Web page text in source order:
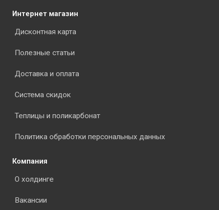
Интернет магазин
Дисконтная карта
Полезные статьи
Доставка и оплата
Система скидок
Теплицы и поликарбонат
Политика обработки персональных данных
Компания
О холдинге
Вакансии